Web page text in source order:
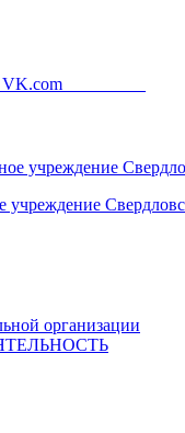
_________
учреждение
организации